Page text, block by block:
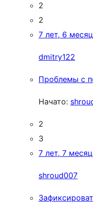
2
2
7 лет, 6
dmitry122
Проблемы с
Начато:
2
3
7 лет, 7
shroud007